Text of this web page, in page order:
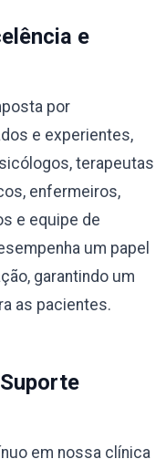
e
por
e experientes,
terapeutas
enfermeiros,
e equipe de
um papel
garantindo um
as pacientes.
em nossa clínica